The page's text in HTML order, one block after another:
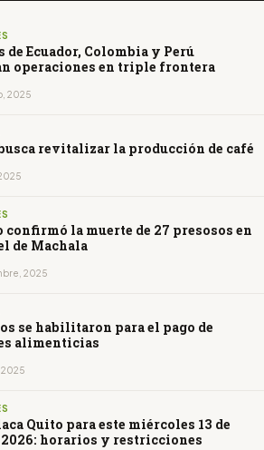
Ecuador, Colombia y Perú
operaciones en triple frontera
2025
revitalizar la producción de café
confirmó la muerte de 27 presosos en
de Machala
2025
se habilitaron para el pago de
alimenticias
2025
Quito para este miércoles 13 de
2026: horarios y restricciones